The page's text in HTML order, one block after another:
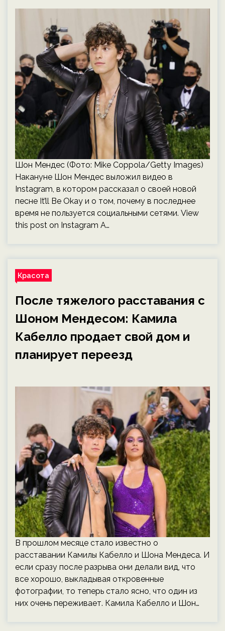
Шон Мендес (Фото: Mike Coppola/Getty Images)
Накануне Шон Мендес выложил видео в
Instagram, в котором рассказал о своей новой
песне It’ll Be Okay и о том, почему в последнее
время не пользуется социальными сетями. View
this post on Instagram A…
Красота
После тяжелого расставания с
Шоном Мендесом: Камила
Кабелло продает свой дом и
планирует переезд
В прошлом месяце стало известно о
расставании Камилы Кабелло и Шона Мендеса. И
если сразу после разрыва они делали вид, что
все хорошо, выкладывая откровенные
фотографии, то теперь стало ясно, что один из
них очень переживает. Камила Кабелло и Шон…